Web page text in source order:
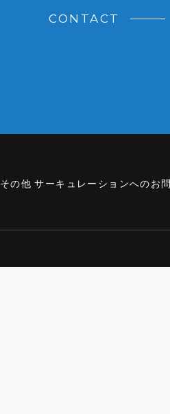
CONTACT
その他 サーキュレーションへのお